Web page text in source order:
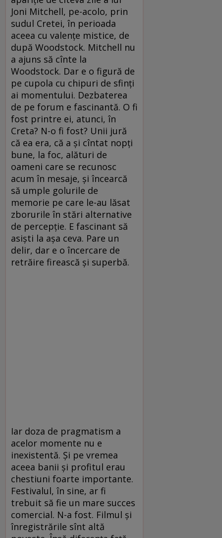
Joni Mitchell, pe-acolo, prin
sudul Cretei, în perioada
aceea cu valențe mistice, de
după Woodstock. Mitchell nu
a ajuns să cînte la
Woodstock. Dar e o figură de
pe cupola cu chipuri de sfinți
ai momentului. Dezbaterea
de pe forum e fascinantă. O fi
fost printre ei, atunci, în
Creta? N-o fi fost? Unii jură
că ea era, că a și cîntat nopți
bune, la foc, alături de
oameni care se recunosc
acum în mesaje, și încearcă
să umple golurile de
memorie pe care le-au lăsat
zborurile în stări alternative
de percepție. E fascinant să
asiști la așa ceva. Pare un
delir, dar e o încercare de
retrăire firească și superbă.
Iar doza de pragmatism a
acelor momente nu e
inexistentă. Și pe vremea
aceea banii și profitul erau
chestiuni foarte importante.
Festivalul, în sine, ar fi
trebuit să fie un mare succes
comercial. N-a fost. Filmul și
înregistrările sînt altă